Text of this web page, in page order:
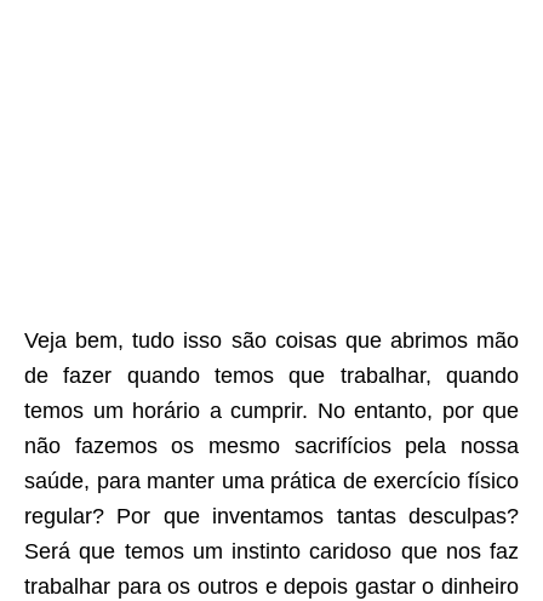
Veja bem, tudo isso são coisas que abrimos mão
de fazer quando temos que trabalhar, quando
temos um horário a cumprir. No entanto, por que
não fazemos os mesmo sacrifícios pela nossa
saúde, para manter uma prática de exercício físico
regular? Por que inventamos tantas desculpas?
Será que temos um instinto caridoso que nos faz
trabalhar para os outros e depois gastar o dinheiro